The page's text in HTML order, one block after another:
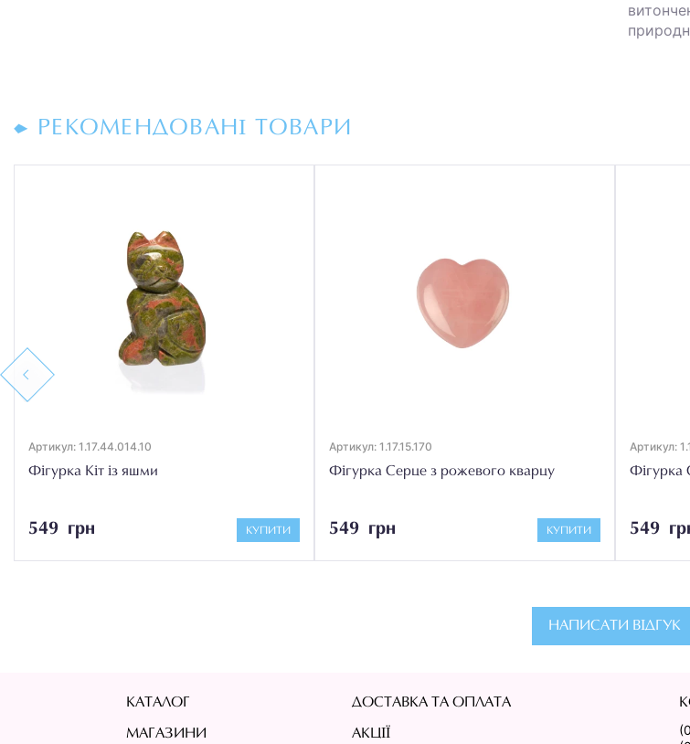
РЕКОМЕНДОВАНІ ТОВАРИ
Previous
Артикул: 1.17.44.014.10
Фігурка Кіт із яшми
549 грн КУПИТИ
Артикул: 1.17.15.170
Фігурка Серце з рожевого кварцу
549 грн КУПИТИ
Артикул:
Фігурка
549
НАПИСАТИ ВІДГУК
КАТАЛОГ
МАГАЗИНИ
ДОСТАВКА ТА ОПЛАТА
АКЦІЇ